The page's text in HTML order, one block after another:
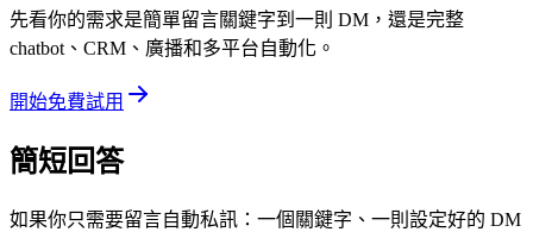
先看你的需求是簡單留言關鍵字到一則 DM，還是完整
chatbot、CRM、廣播和多平台自動化。
開始免費試用
簡短回答
如果你只需要留言自動私訊：一個關鍵字、一則設定好的 DM